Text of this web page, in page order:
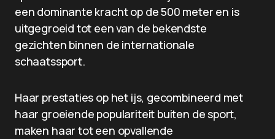
een dominante kracht op de 500 meter en is
uitgegroeid tot een van de bekendste
gezichten binnen de internationale
schaatssport.
Haar prestaties op het ijs, gecombineerd met
haar groeiende populariteit buiten de sport,
maken haar tot een opvallende